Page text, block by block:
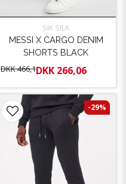
SIK SILK
MESSI X CARGO DENIM
SHORTS BLACK
DKK 466,1DKK 266,06
-29%